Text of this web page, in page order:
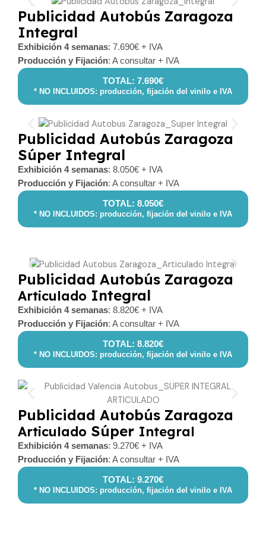
Publicidad Autobús Zaragoza
Integral
Exhibición 4 semanas: 7.690€ + IVA
Producción y Fijación: A consultar + IVA
TOTAL: 7.690€
* NO INCLUIDOS: producción, fijación del vinilo e IVA
Publicidad Autobús Zaragoza
Súper Integral
Exhibición 4 semanas: 8.050€ + IVA
Producción y Fijación: A consultar + IVA
TOTAL: 8.050€
* NO INCLUIDOS: producción, fijación del vinilo e IVA
Publicidad Autobús Zaragoza
Articulado Integral
Exhibición 4 semanas: 8.820€ + IVA
Producción y Fijación: A consultar + IVA
TOTAL: 8.820€
* NO INCLUIDOS: producción, fijación del vinilo e IVA
Publicidad Autobús Zaragoza
Articulado Súper Integral
Exhibición 4 semanas: 9.270€ + IVA
Producción y Fijación: A consultar + IVA
TOTAL: 9.270€
* NO INCLUIDOS: producción, fijación del vinilo e IVA